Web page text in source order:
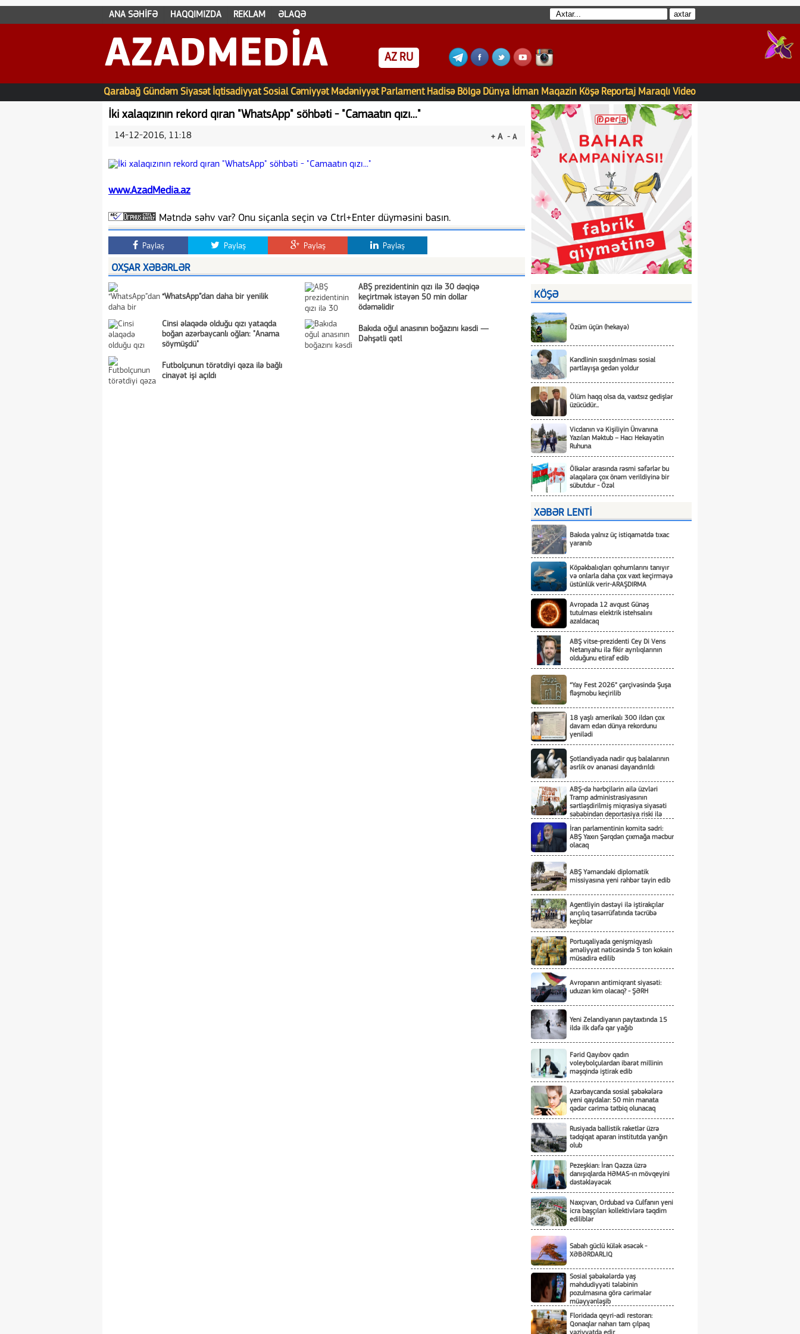
ANA SƏHİFƏ HAQQIMIZDA REKLAM ƏLAQƏ
AZADMEDIA AZ RU
Qarabağ Gündəm Siyasət İqtisadiyyat Sosial Cəmiyyət Mədəniyyət Parlament Hadisə Bölgə Dünya İdman Maqazin Köşə Reportaj Maraqlı Video
İki xalaqızının rekord qıran "WhatsApp" söhbəti - "Camaatın qızı..."
+ A - A
14-12-2016, 11:18
www.AzadMedia.az
Mətndə səhv var? Onu siçanla seçin və Ctrl+Enter düyməsini basın.
Paylaş Paylaş Paylaş Paylaş
OXŞAR XƏBƏRLƏR
“WhatsApp”dan daha bir yenilik
ABŞ prezidentinin qızı ilə 30 dəqiqə
keçirtmək istəyən 50 min dollar
ödəməlidir
Cinsi əlaqədə olduğu qızı yataqda
boğan azərbaycanlı oğlan: "Anama
söymüşdü"
Bakıda oğul anasının boğazını kəsdi —
Dəhşətli qətl
Futbolçunun törətdiyi qəza ilə bağlı
cinayət işi açıldı
KÖŞƏ
Özüm üçün (hekayə)
Kəndlinin sıxışdırılması sosial
partlayışa gedən yoldur
Ölüm haqq olsa da, vaxtsız gedişlər
üzücüdür...
Vicdanın və Kişiliyin Ünvanına
Yazılan Məktub – Hacı Hekayətin
Ruhuna
Ölkələr arasında rəsmi səfərlər bu
əlaqələrə çox önəm verildiyinə bir
sübutdur - Özəl
XƏBƏR LENTİ
Bakıda yalnız üç istiqamətdə tıxac
yaranıb
Köpəkbalıqları qohumlarını tanıyır
və onlarla daha çox vaxt keçirməyə
üstünlük verir-ARAŞDIRMA
Avropada 12 avqust Günəş
tutulması elektrik istehsalını
azaldacaq
ABŞ vitse-prezidenti Cey Di Vens
Netanyahu ilə fikir ayrılıqlarının
olduğunu etiraf edib
“Yay Fest 2026” çərçivəsində Şuşa
fləşmobu keçirilib
18 yaşlı amerikalı 300 ildən çox
davam edən dünya rekordunu
yenilədi
Şotlandiyada nadir quş balalarının
əsrlik ov ənənəsi dayandırıldı
ABŞ-də hərbçilərin ailə üzvləri
Tramp administrasiyasının
sərtləşdirilmiş miqrasiya siyasəti
səbəbindən deportasiya riski ilə
üzləşiblər
İran parlamentinin komitə sədri:
ABŞ Yaxın Şərqdən çıxmağa məcbur
olacaq
ABŞ Yəməndəki diplomatik
missiyasına yeni rəhbər təyin edib
Agentliyin dəstəyi ilə iştirakçılar
arıçılıq təsərrüfatında təcrübə
keçiblər
Portuqaliyada genişmiqyaslı
əməliyyat nəticəsində 5 ton kokain
müsadirə edilib
Avropanın antimiqrant siyasəti:
uduzan kim olacaq? - ŞƏRH
Yeni Zelandiyanın paytaxtında 15
ildə ilk dəfə qar yağıb
Fərid Qayıbov qadın
voleybolçulardan ibarət millinin
məşqində iştirak edib
Azərbaycanda sosial şəbəkələrə
yeni qaydalar: 50 min manata
qədər cərimə tətbiq olunacaq
Rusiyada ballistik raketlər üzrə
tədqiqat aparan institutda yanğın
olub
Pezeşkian: İran Qəzza üzrə
danışıqlarda HƏMAS-ın mövqeyini
dəstəkləyəcək
Naxçıvan, Ordubad və Culfanın yeni
icra başçıları kollektivlərə təqdim
ediliblər
Sabah güclü külək əsəcək -
XƏBƏRDARLIQ
Sosial şəbəkələrdə yaş
məhdudiyyəti tələbinin
pozulmasına görə cərimələr
müəyyənləşib
Floridada qeyri-adi restoran:
Qonaqlar naharı tam çılpaq